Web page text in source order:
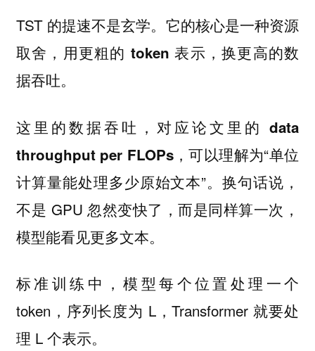
TST 的提速不是玄学。它的核心是一种资源
取舍， 用更粗的 token 表示，换更高的数
据吞吐。
这里的数据吞吐，对应论文里的data
throughput per FLOPs，可以理解为“单位
计算量能处理多少原始文本”。换句话说，
不是 GPU 忽然变快了，而是同样算一次，
模型能看见更多文本。
标准训练中，模型每个位置处理一个
token，序列长度为 L，Transformer 就要处
理 L 个表示。